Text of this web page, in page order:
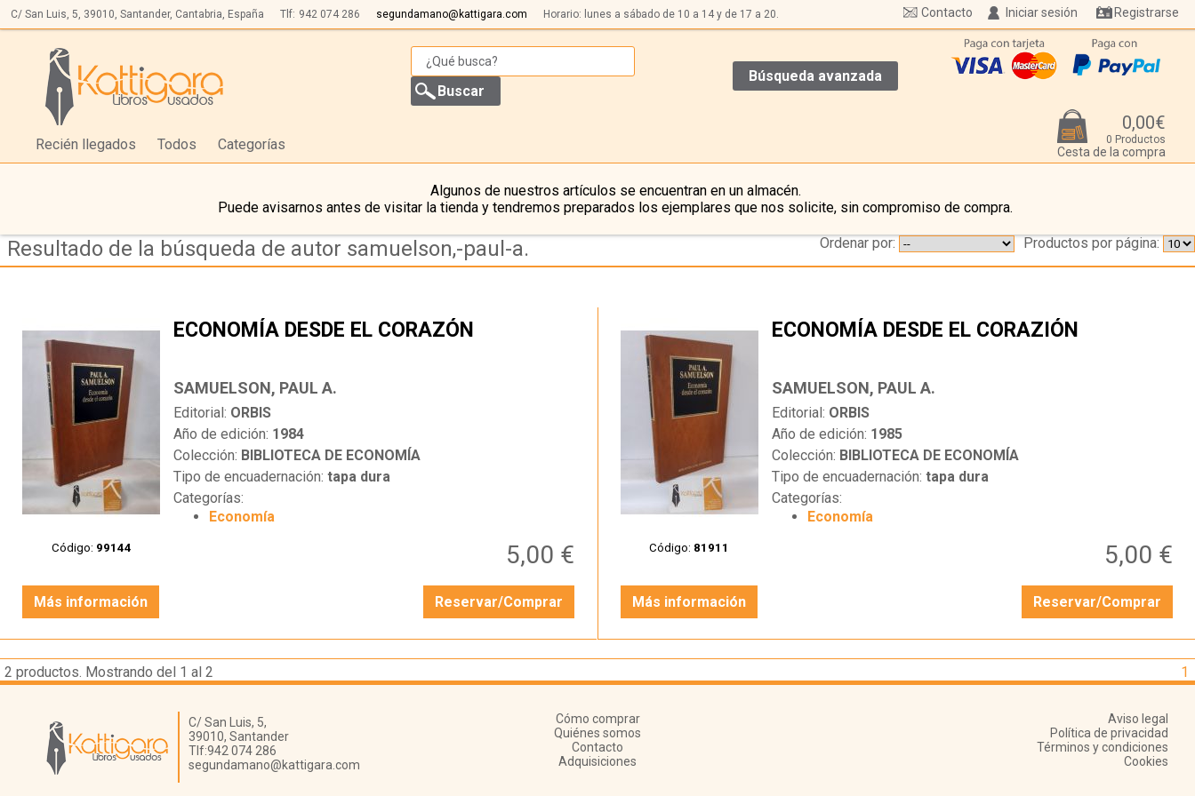
C/ San Luis, 5, 39010, Santander, Cantabria, España Tlf: 942 074 286 segundamano@kattigara.com Horario: lunes a sábado de 10 a 14 y de 17 a 20. Iniciar sesión Registrarse
Contacto
Búsqueda avanzada
Recién llegados Todos Categorías
0,00€
0 Productos
Cesta de la compra
Algunos de nuestros artículos se encuentran en un almacén.
Puede avisarnos antes de visitar la tienda y tendremos preparados los ejemplares que nos solicite, sin compromiso de compra.
Resultado de la búsqueda de autor samuelson,-paul-a. Productos por página:
Ordenar por:
Código: 99144
ECONOMÍA DESDE EL CORAZÓN
SAMUELSON, PAUL A.
Editorial: ORBIS
Año de edición: 1984
Colección: BIBLIOTECA DE ECONOMÍA
Tipo de encuadernación:tapa dura
Categorías:
Economía
5,00 €
Más información Reservar/Comprar
Código: 81911
ECONOMÍA DESDE EL CORAZIÓN
SAMUELSON, PAUL A.
Editorial: ORBIS
Año de edición: 1985
Colección: BIBLIOTECA DE ECONOMÍA
Tipo de encuadernación: tapa dura
Categorías:
Economía
5,00 €
Más información Reservar/Comprar
2 productos. Mostrando del 1 al 2 1
Librería Kattigara
C/ San Luis, 5,
39010, Santander
Tlf:942 074 286
segundamano@kattigara.com
Cómo comprar
Quiénes somos
Contacto
Adquisiciones
Aviso legal
Política de privacidad
Términos y condiciones
Cookies